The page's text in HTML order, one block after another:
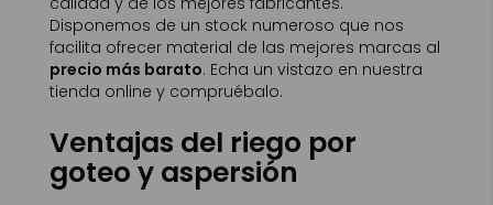
Disponemos de un stock numeroso que nos
facilita ofrecer material de las mejores marcas al
precio más barato. Echa un vistazo en nuestra
tienda online y compruébalo.
Ventajas del riego por
goteo y aspersión